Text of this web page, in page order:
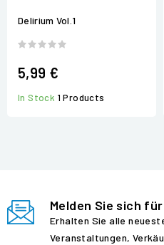
Delirium Vol.1
5,99 €
In Stock 1 Products
Melden Sie sich
Erhalten Sie alle
Veranstaltungen,